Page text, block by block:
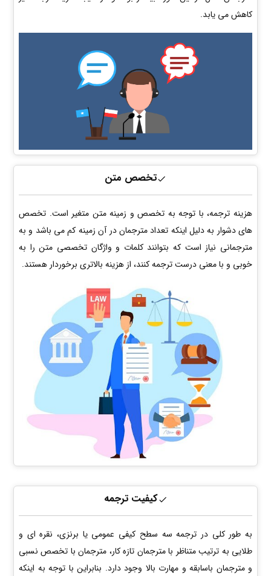
کاهش می یابد.
تخصص متن
هزینه ترجمه، با توجه به تخصص و زمینه متن متغیر است. تخصص
های دشوار به دلیل اینکه تعداد مترجمان در آن زمینه کم می باشد و به
مترجمانی نیاز است که بتوانند کلمات و واژگان تخصصی متن را به
خوبی و با معنی درست ترجمه کنند، از هزینه بالاتری برخوردار هستند.
کیفیت ترجمه
به طور کلی در ترجمه سه سطح کیفی عمومی یا برنزی، نقره ای و
طلایی به ترتیب متناظر با مترجمان تازه کار، مترجمان با تخصص نسبی
و مترجمان باسابقه و مهارت بالا وجود دارد. بنابراین با توجه به اینکه